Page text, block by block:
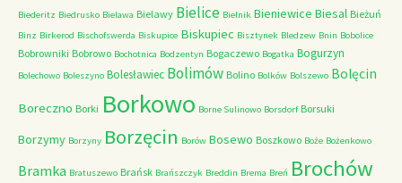
Biederitz Biedrusko Bielawa Bielawy Bielice Bielnik Bieniewice Biesal Bieżuń
Binz Birkerod Bischofswerda Biskupice Biskupiec Bisztynek Bledzew Bnin Bobolice
Bobrowniki Bobrowo Bochotnica Bodzentyn Bogaczewo Bogatka Bogurzyn
Bolechowo Boleszyno Bolesławiec Bolimów Bolino Bolków Bolszewo Bolęcin
Boreczno Borki Borkowo Borne Sulinowo Borsdorf Borsuki
Borzymy Borzyny Borzęcin Borów Bosewo Boszkowo Boże Bożenkowo
Bramka Bratuszewo Brańsk Brańszczyk Breddin Brema Breń Brochów